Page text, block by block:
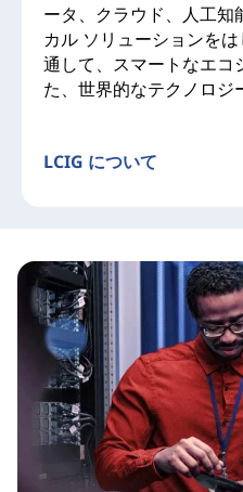
ータ、クラウド、人工知
カル ソリューションを
通して、スマートなエコ
た、世界的なテクノロジ
LCIG について